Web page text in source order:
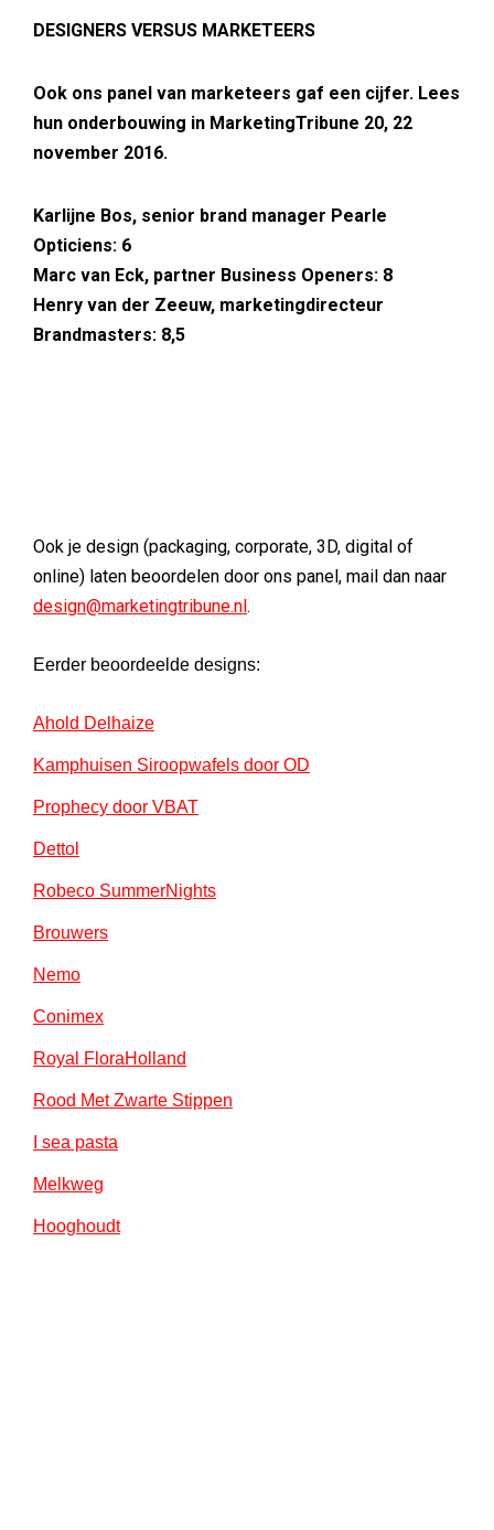
DESIGNERS VERSUS MARKETEERS
Ook ons panel van marketeers gaf een cijfer. Lees
hun onderbouwing in MarketingTribune 20, 22
november 2016.
Karlijne Bos, senior brand manager Pearle
Opticiens: 6
Marc van Eck, partner Business Openers: 8
Henry van der Zeeuw, marketingdirecteur
Brandmasters: 8,5
Ook je design (packaging, corporate, 3D, digital of
online) laten beoordelen door ons panel, mail dan naar
design@marketingtribune.nl.
Eerder beoordeelde designs:
Ahold Delhaize
Kamphuisen Siroopwafels door OD
Prophecy door VBAT
Dettol
Robeco SummerNights
Brouwers
Nemo
Conimex
Royal FloraHolland
Rood Met Zwarte Stippen
I sea pasta
Melkweg
Hooghoudt